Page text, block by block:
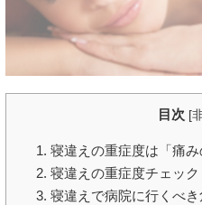
目次 [
1. 寝違えの重症度は「痛
2. 寝違えの重症度チェッ
3. 寝違えで病院に行くべ